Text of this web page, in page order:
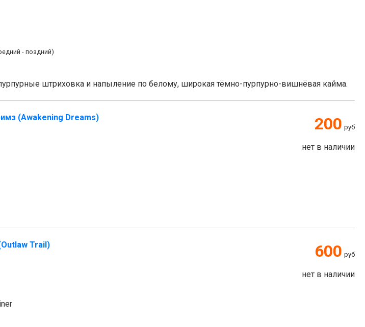
- поздний)
штриховка и напыление по белому, широкая тёмно-пурпурно-вишнёвая кайма.
(Awakening Dreams) 200 руб
нет в наличии
Trail) 600 руб
нет в наличии